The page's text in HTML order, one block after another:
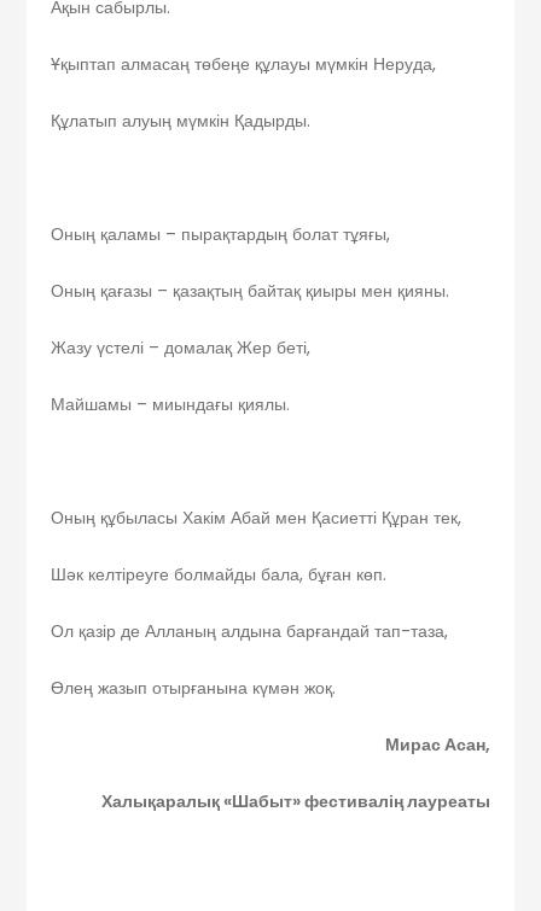
Ақын сабырлы.
Ұқыптап алмасаң төбеңе құлауы мүмкін Неруда,
Құлатып алуың мүмкін Қадырды.
Оның қаламы – пырақтардың болат тұяғы,
Оның қағазы – қазақтың байтақ қиыры мен қияны.
Жазу үстелі – домалақ Жер беті,
Майшамы – миындағы қиялы.
Оның құбыласы Хакім Абай мен Қасиетті Құран тек,
Шәк келтіреуге болмайды бала, бұған көп.
Ол қазір де Алланың алдына барғандай тап-таза,
Өлең жазып отырғанына күмән жоқ.
Мирас Асан,
Халықаралық «Шабыт» фестивалің лауреаты